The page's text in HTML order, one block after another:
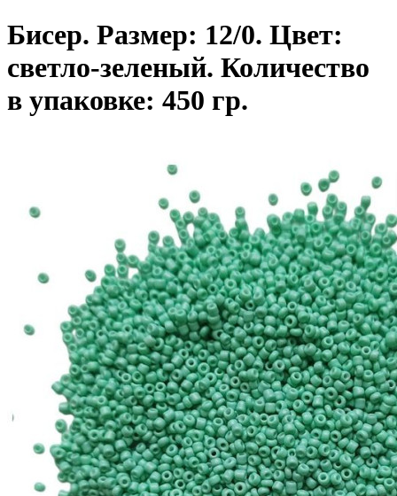
Бисер. Размер: 12/0. Цвет:
светло-зеленый. Количество
в упаковке: 450 гр.